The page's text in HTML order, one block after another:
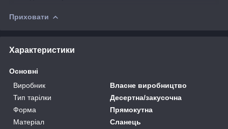
Приховати
Характеристики
Основні
Виробник
Власне виробництво
Тип тарілки
Десертна/закусочна
Форма
Прямокутна
Матеріал
Сланець